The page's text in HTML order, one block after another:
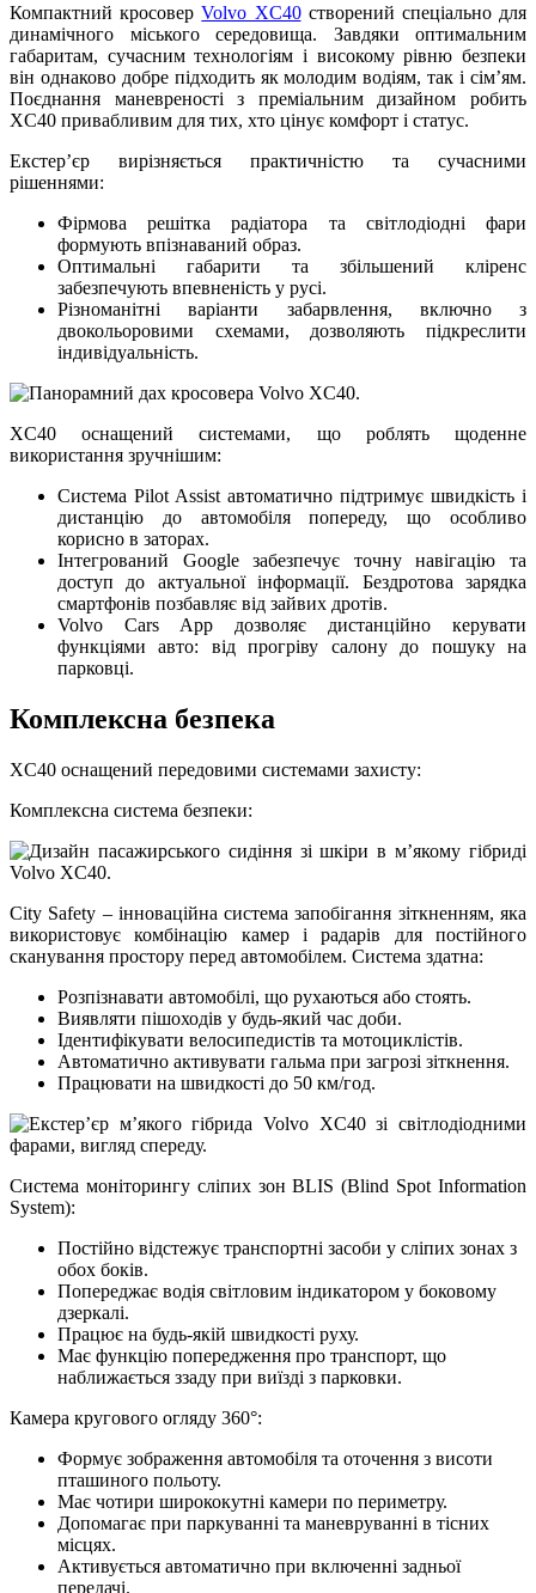
Компактний кросоверVolvo XC40створений спеціально для
динамічного міського середовища. Завдяки оптимальним
габаритам, сучасним технологіям і високому рівню безпеки
він однаково добре підходить як молодим водіям, так і сім’ям.
Поєднання маневреності з преміальним дизайном робить
XC40 привабливим для тих, хто цінує комфорт і статус.
Екстер’єр вирізняється практичністю та сучасними
рішеннями:
Фірмова решітка радіатора та світлодіодні фари
формують впізнаваний образ.
Оптимальні габарити та збільшений кліренс
забезпечують впевненість у русі.
Різноманітні варіанти забарвлення, включно з
двокольоровими схемами, дозволяють підкреслити
індивідуальність.
XC40 оснащений системами, що роблять щоденне
використання зручнішим:
Система Pilot Assist автоматично підтримує швидкість і
дистанцію до автомобіля попереду, що особливо
корисно в заторах.
Інтегрований Google забезпечує точну навігацію та
доступ до актуальної інформації. Бездротова зарядка
смартфонів позбавляє від зайвих дротів.
Volvo Cars App дозволяє дистанційно керувати
функціями авто: від прогріву салону до пошуку на
парковці.
Комплексна безпека
XC40 оснащений передовими системами захисту:
Комплексна система безпеки:
City Safety – інноваційна система запобігання зіткненням, яка
використовує комбінацію камер і радарів для постійного
сканування простору перед автомобілем. Система здатна:
Розпізнавати автомобілі, що рухаються або стоять.
Виявляти пішоходів у будь-який час доби.
Ідентифікувати велосипедистів та мотоциклістів.
Автоматично активувати гальма при загрозі зіткнення.
Працювати на швидкості до 50 км/год.
Система моніторингу сліпих зон BLIS (Blind Spot Information
System):
Постійно відстежує транспортні засоби у сліпих зонах з
обох боків.
Попереджає водія світловим індикатором у боковому
дзеркалі.
Працює на будь-якій швидкості руху.
Має функцію попередження про транспорт, що
наближається ззаду при виїзді з парковки.
Камера кругового огляду 360°:
Формує зображення автомобіля та оточення з висоти
пташиного польоту.
Має чотири ширококутні камери по периметру.
Допомагає при паркуванні та маневруванні в тісних
місцях.
Активується автоматично при включенні задньої
передачі.